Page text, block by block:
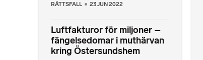
RÄTTSFALL 23 JUN 2022
Luftfakturor för miljoner –
fängelsedomar i muthärvan
kring Östersundshem